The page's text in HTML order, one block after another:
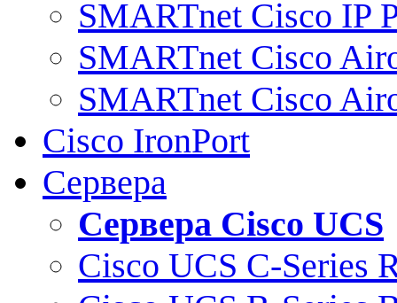
SMARTnet Cisco IP
SMARTnet Cisco
SMARTnet Cisco
Cisco IronPort
Сервера
Сервера Cisco UCS
Cisco UCS C-Series